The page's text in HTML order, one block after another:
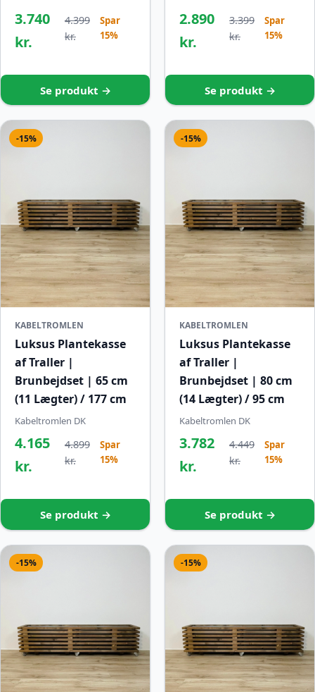
3.740
kr.
4.399
kr.
Spar
15%
Se produkt →
2.890
kr.
3.399
kr.
Spar
15%
Se produkt →
-15%
KABELTROMLEN
Luksus Plantekasse
af Traller |
Brunbejdset | 65 cm
(11 Lægter) / 177 cm
Kabeltromlen DK
4.165
kr.
4.899
kr.
Spar
15%
Se produkt →
-15%
KABELTROMLEN
Luksus Plantekasse
af Traller |
Brunbejdset | 80 cm
(14 Lægter) / 95 cm
Kabeltromlen DK
3.782
kr.
4.449
kr.
Spar
15%
Se produkt →
-15% -15%